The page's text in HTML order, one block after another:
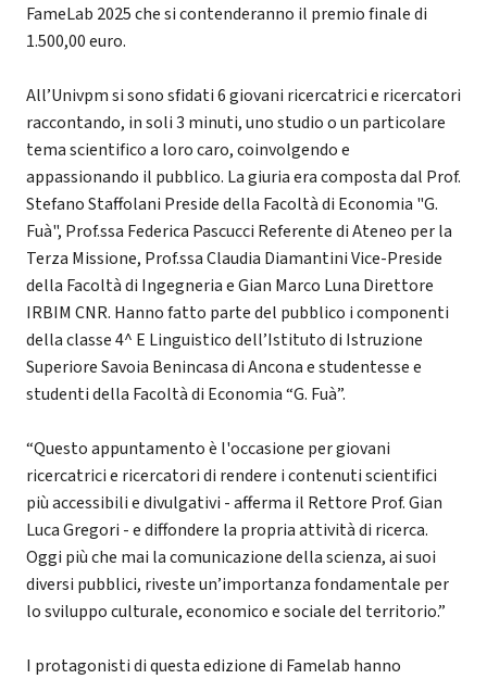
FameLab 2025 che si contenderanno il premio finale di
1.500,00 euro.
All’Univpm si sono sfidati 6 giovani ricercatrici e ricercatori
raccontando, in soli 3 minuti, uno studio o un particolare
tema scientifico a loro caro, coinvolgendo e
appassionando il pubblico. La giuria era composta dal Prof.
Stefano Staffolani Preside della Facoltà di Economia "G.
Fuà", Prof.ssa Federica Pascucci Referente di Ateneo per la
Terza Missione, Prof.ssa Claudia Diamantini Vice-Preside
della Facoltà di Ingegneria e Gian Marco Luna Direttore
IRBIM CNR. Hanno fatto parte del pubblico i componenti
della classe 4^ E Linguistico dell’Istituto di Istruzione
Superiore Savoia Benincasa di Ancona e studentesse e
studenti della Facoltà di Economia “G. Fuà”.
“Questo appuntamento è l'occasione per giovani
ricercatrici e ricercatori di rendere i contenuti scientifici
più accessibili e divulgativi - afferma il Rettore Prof. Gian
Luca Gregori - e diffondere la propria attività di ricerca.
Oggi più che mai la comunicazione della scienza, ai suoi
diversi pubblici, riveste un’importanza fondamentale per
lo sviluppo culturale, economico e sociale del territorio.”
I protagonisti di questa edizione di Famelab hanno